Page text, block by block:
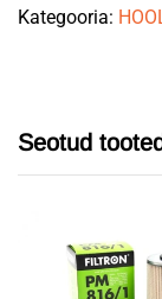
Kategooria:
Seotud tooted